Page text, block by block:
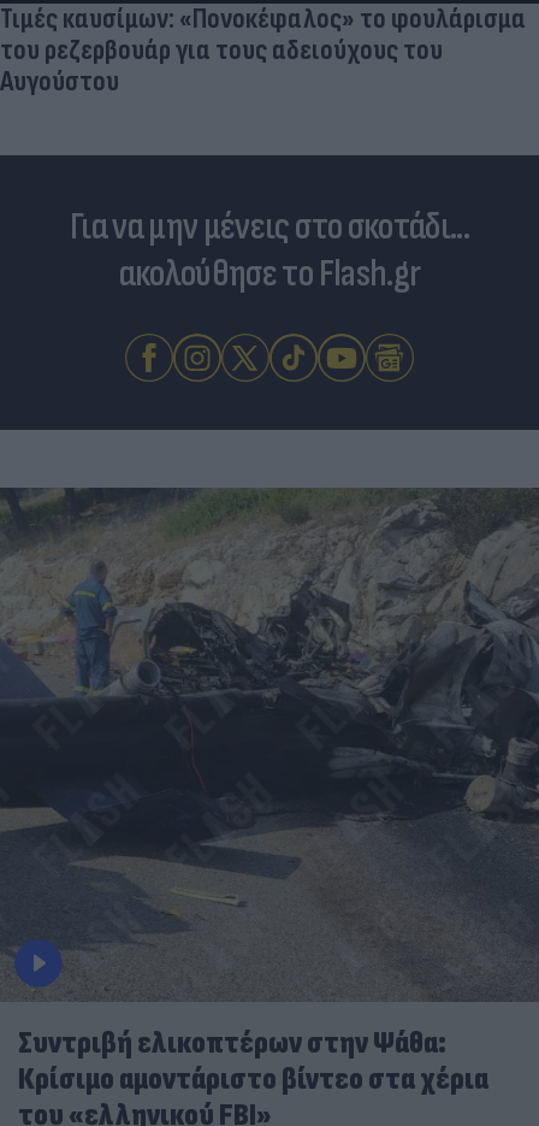
Τιμές καυσίμων: «Πονοκέφαλος» το φουλάρισμα
του ρεζερβουάρ για τους αδειούχους του
Αυγούστου
Για να μην μένεις στο σκοτάδι...
ακολούθησε το Flash.gr
Συντριβή ελικοπτέρων στην Ψάθα:
Κρίσιμο αμοντάριστο βίντεο στα χέρια
του «ελληνικού FBI»